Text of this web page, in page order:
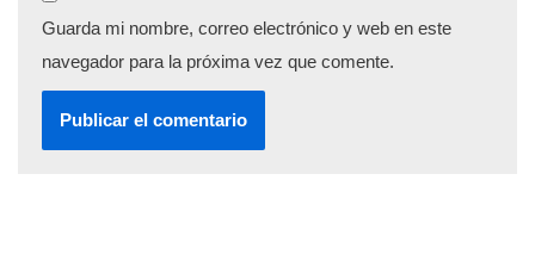
Guarda mi nombre, correo electrónico y web en este
navegador para la próxima vez que comente.